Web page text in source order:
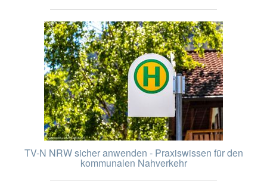
TV-N NRW sicher anwenden - Praxiswissen für den
kommunalen Nahverkehr